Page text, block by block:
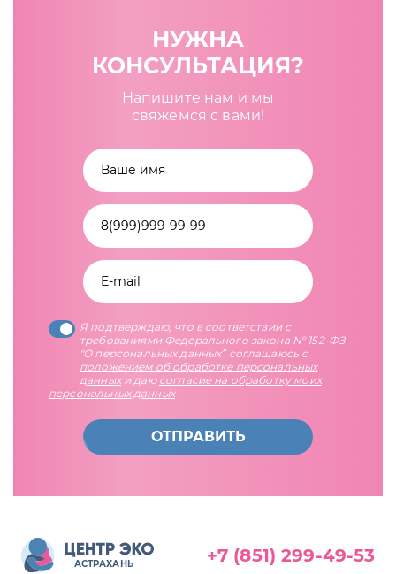
НУЖНА
КОНСУЛЬТАЦИЯ?
Напишите нам и мы
свяжемся с вами!
Я подтверждаю, что в соответствии с
требованиями Федерального закона № 152-ФЗ
"О персональных данных” соглашаюсь с
положением об обработке персональных
данныхи даю согласие на обработку моих
персональных данных
ОТПРАВИТЬ
АСТРАХАНЬ +7 (851) 299-49-53